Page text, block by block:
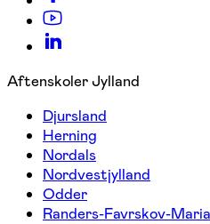
Aftenskoler Jylland
Djursland
Herning
Nordals
Nordvestjylland
Odder
Randers-Favrskov-